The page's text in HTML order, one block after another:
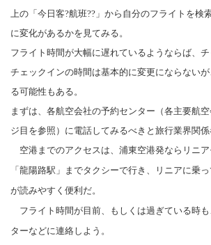
上の「 今日客?航班?? 」から自分のフライトを検
に変化があるかを見てみる。
フライト時間が大幅に遅れているようならば、チ
チェックインの時間は基本的に変更にならない
る可能性もある。
まずは、各航空会社の予約センター（各主要航
ジ目を参照）に電話してみるべきと旅行業界関係
空港までのアクセスは、浦東空港発ならリニ
「龍陽路駅」までタクシーで行き、リニアに乗
が読みやすく便利だ。
フライト時間が目前、もしくは過ぎている時
ターなどに連絡しよう。